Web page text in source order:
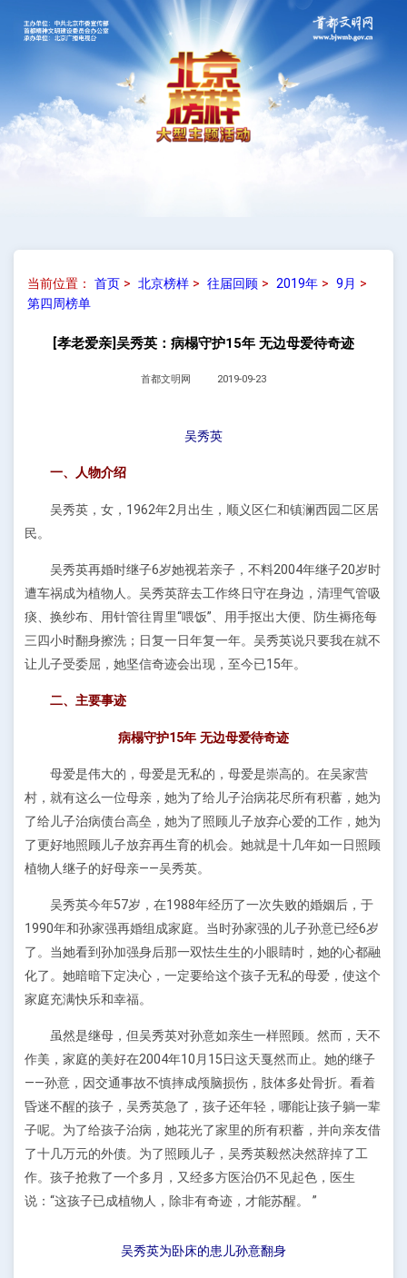
当前位置： 首页> 北京榜样> 往届回顾> 2019年> 9月 >
第四周榜单
[孝老爱亲]吴秀英：病榻守护15年 无边母爱待奇迹
首都文明网 2019-09-23
吴秀英
一、人物介绍
吴秀英，女，1962年2月出生，顺义区仁和镇澜西园二区居
民。
吴秀英再婚时继子6岁她视若亲子，不料2004年继子20岁时
遭车祸成为植物人。吴秀英辞去工作终日守在身边，清理气管吸
痰、换纱布、用针管往胃里“喂饭”、用手抠出大便、防生褥疮每
三四小时翻身擦洗；日复一日年复一年。吴秀英说只要我在就不
让儿子受委屈，她坚信奇迹会出现，至今已15年。
二、主要事迹
病榻守护15年 无边母爱待奇迹
母爱是伟大的，母爱是无私的，母爱是崇高的。在吴家营
村，就有这么一位母亲，她为了给儿子治病花尽所有积蓄，她为
了给儿子治病债台高垒，她为了照顾儿子放弃心爱的工作，她为
了更好地照顾儿子放弃再生育的机会。她就是十几年如一日照顾
植物人继子的好母亲——吴秀英。
吴秀英今年57岁，在1988年经历了一次失败的婚姻后，于
1990年和孙家强再婚组成家庭。当时孙家强的儿子孙意已经6岁
了。当她看到孙加强身后那一双怯生生的小眼睛时，她的心都融
化了。她暗暗下定决心，一定要给这个孩子无私的母爱，使这个
家庭充满快乐和幸福。
虽然是继母，但吴秀英对孙意如亲生一样照顾。然而，天不
作美，家庭的美好在2004年10月15日这天戛然而止。她的继子
——孙意，因交通事故不慎摔成颅脑损伤，肢体多处骨折。看着
昏迷不醒的孩子，吴秀英急了，孩子还年轻，哪能让孩子躺一辈
子呢。为了给孩子治病，她花光了家里的所有积蓄，并向亲友借
了十几万元的外债。为了照顾儿子，吴秀英毅然决然辞掉了工
作。孩子抢救了一个多月，又经多方医治仍不见起色，医生
说：“这孩子已成植物人，除非有奇迹，才能苏醒。 ”
吴秀英为卧床的患儿孙意翻身